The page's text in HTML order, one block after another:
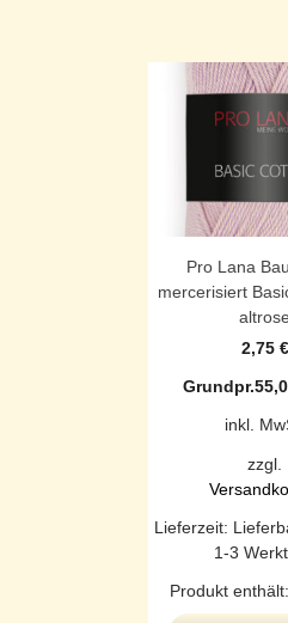
Pro Lana
mercerisiert
altrose
2,75 €
Grundpr.
inkl.
zzgl.
Lieferzeit:
1-3
Produkt